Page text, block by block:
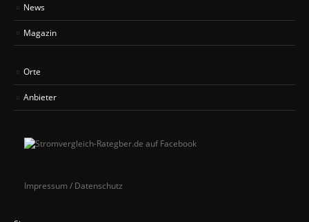
News
Magazin
Orte
Anbieter
Impressum / Datenschutz